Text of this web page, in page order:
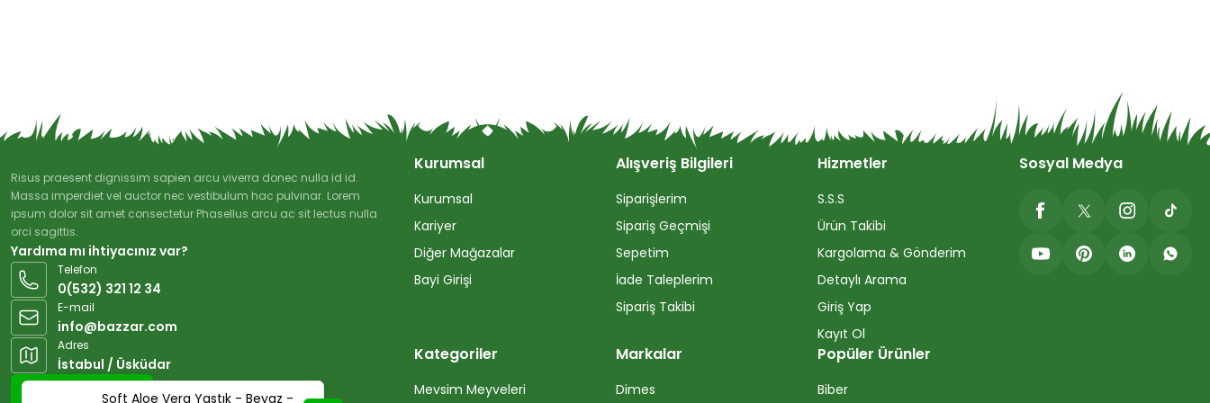
Soft Aloe Vera Yastık - Beyaz -
Risus praesent dignissim sapien arcu viverra donec nulla id id.
Massa imperdiet vel auctor nec vestibulum hac pulvinar. Lorem
ipsum dolor sit amet consectetur Phasellus arcu ac sit lectus nulla
orci sagittis.
Yardıma mı ihtiyacınız var?
Telefon
0(532) 321 12 34
E-mail
info@bazzar.com
Adres
İstabul / Üsküdar
Google Maps
Kurumsal
Kurumsal
Kariyer
Diğer Mağazalar
Bayi Girişi
Alışveriş Bilgileri
Siparişlerim
Sipariş Geçmişi
Sepetim
İade Taleplerim
Sipariş Takibi
Hizmetler
S.S.S
Ürün Takibi
Kargolama & Gönderim
Detaylı Arama
Giriş Yap
Kayıt Ol
Kategoriler
Mevsim Meyveleri
Markalar
Dimes
Popüler Ürünler
Biber
Sosyal Medya